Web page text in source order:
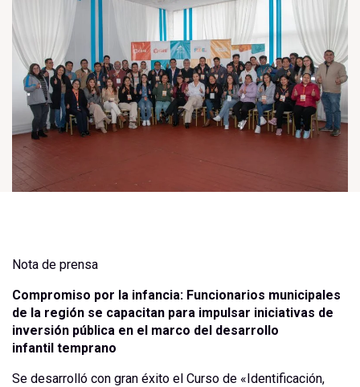
Nota de prensa
Compromiso por la infancia: Funcionarios municipales
de la región se capacitan para impulsar iniciativas de
inversión pública en el marco del desarrollo
infantil temprano
Se desarrolló con gran éxito el Curso de «Identificación,